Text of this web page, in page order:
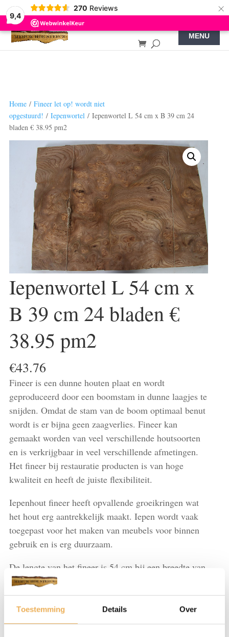
Toestemming Details Over
9,4
270 Reviews ×
Home/ Fineer let op! wordt niet
opgestuurd! / Iepenwortel/ Iepenwortel L 54 cm x B 39 cm 24
bladen € 38.95 pm2
Iepenwortel L 54 cm x
B 39 cm 24 bladen €
38.95 pm2
€43.76
Fineer is een dunne houten plaat en wordt
geproduceerd door een boomstam in dunne laagjes te
snijden. Omdat de stam van de boom optimaal benut
wordt is er bijna geen zaagverlies. Fineer kan
gemaakt worden van veel verschillende houtsoorten
en is verkrijgbaar in veel verschillende afmetingen.
Het fineer bij restauratie producten is van hoge
kwaliteit en heeft de juiste flexibiliteit.
Iepenhout fineer heeft opvallende groeikringen wat
het hout erg aantrekkelijk maakt. Iepen wordt vaak
toegepast voor het maken van meubels voor binnen
gebruik en is erg duurzaam.
De lengte van het fineer is 54 cm bij een breedte van
39 cm. U ontvangt 24 bladen. Naast iepenwortel
fineer hebben wij vele andere soorten houtsoorten
fineer op voorraad. Bekijk hiervoor alle producten.